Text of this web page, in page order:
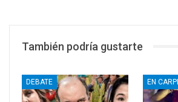
También podría gustarte
DEBATE EN